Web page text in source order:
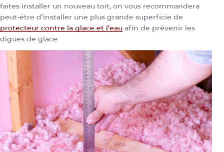
faites installer un nouveau toit, on vous recommandera
peut-être d’installer une plus grande superficie de
protecteur contre la glace et l’eau afin de prévenir les
digues de glace.